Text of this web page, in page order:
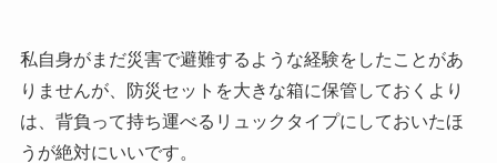
私自身がまだ災害で避難するような経験をしたことがあ
りませんが、防災セットを大きな箱に保管しておくより
は、背負って持ち運べるリュックタイプにしておいたほ
うが絶対にいいです。